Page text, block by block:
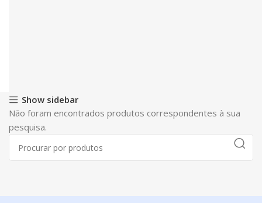
Show sidebar
Não foram encontrados produtos correspondentes à sua
pesquisa.